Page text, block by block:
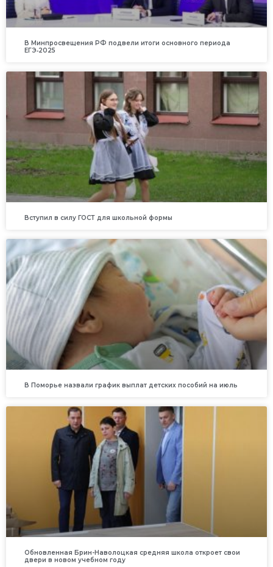
В Минпросвещения РФ подвели итоги основного периода
ЕГЭ‑2025
Вступил в силу ГОСТ для школьной формы
В Поморье назвали график выплат детских пособий на июль
Обновленная Брин-Наволоцкая средняя школа откроет свои
двери в новом учебном году